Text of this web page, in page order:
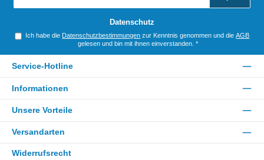
Datenschutz
Ich habe die Datenschutzbestimmungen zur Kenntnis genommen und dieAGB
gelesen und bin mit ihnen einverstanden. *
Service-Hotline
Informationen
Unsere Vorteile
Versandarten
Widerrufsrecht